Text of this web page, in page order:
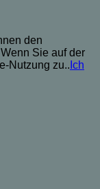
den
Sie auf der
Nutzung zu.. Ich